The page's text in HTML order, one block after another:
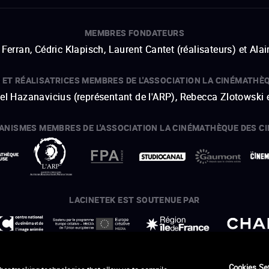
MEMBRES FONDATEURS
Cédric Klapisch, Laurent Cantet (réalisateurs) et
RÉALISATRICES MEMBRES DE L'ASSOCIATION LA
Hazanavicius (représentant de l'ARP), Rebecca
MEMBRES DE L'ASSOCIATION LA CINÉMATHÈQUE DES
LACINETEK EST SOUTENUE PAR